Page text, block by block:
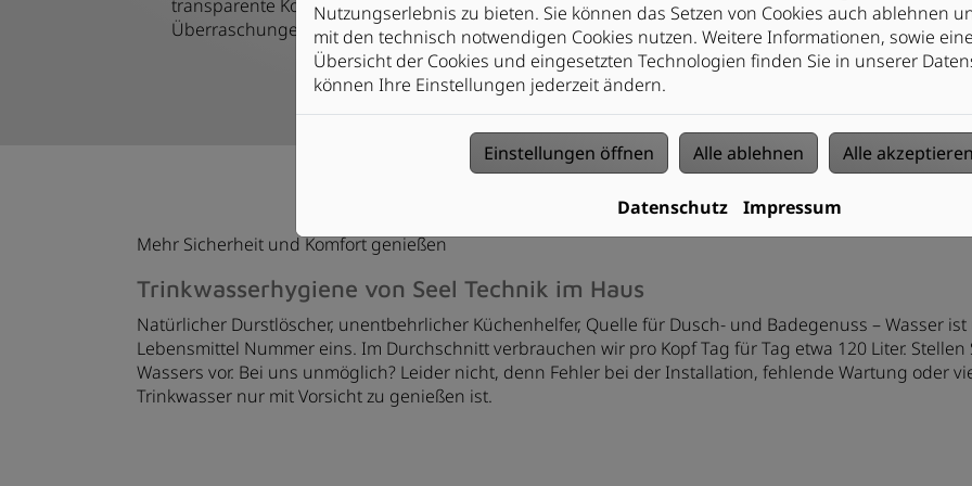
transparente Kostenaufstellung ohne
Überraschungen
Mit uns haben Sie Planung, Installation
und Instandhaltung aus einer Hand
Mehr Sicherheit und Komfort genießen
Trinkwasserhygiene von Seel Technik im Haus
Natürlicher Durstlöscher, unentbehrlicher Küchenhelfer, Quelle für Dusch- und Badegenuss – Wasser
Lebensmittel Nummer eins. Im Durchschnitt verbrauchen wir pro Kopf Tag für Tag etwa 120 Liter.
Wassers vor. Bei uns unmöglich? Leider nicht, denn Fehler bei der Installation, fehlende Wartung oder
Trinkwasser nur mit Vorsicht zu genießen ist.
Nutzungserlebnis zu bieten. Sie können das Setzen von Cookies auch ablehnen
mit den technisch notwendigen Cookies nutzen. Weitere Informationen, sowie
Übersicht der Cookies und eingesetzten Technologien finden Sie in unserer
können Ihre Einstellungen jederzeit ändern.
Einstellungen öffnen Alle ablehnen Alle akzeptieren
Datenschutz Impressum